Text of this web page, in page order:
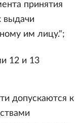
принятия
выдачи
им лицу.";
12 и 13
допускаются к